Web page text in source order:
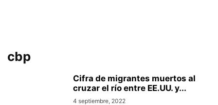
cbp
Cifra de migrantes muertos al
cruzar el río entre EE.UU. y...
4 septiembre, 2022